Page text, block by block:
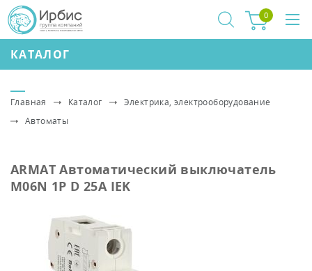
КАТАЛОГ
0
Главная Каталог
Электрика, электрооборудование
Автоматы
ARMAT Автоматический выключатель
M06N 1P D 25А IEK